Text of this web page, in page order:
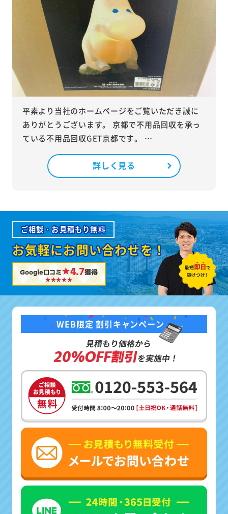
平素より当社のホームページをご覧いただき誠に
ありがとうございます。 京都で不用品回収を承っ
ている不用品回収GET京都です。 …
詳しく見る
ご相談・お見積もり無料
お気軽にお問い合わせを！
Google口コミ★4.7獲得
WEB限定 割引キャンペーン
見積もり価格から
20%OFF割引を実施中！